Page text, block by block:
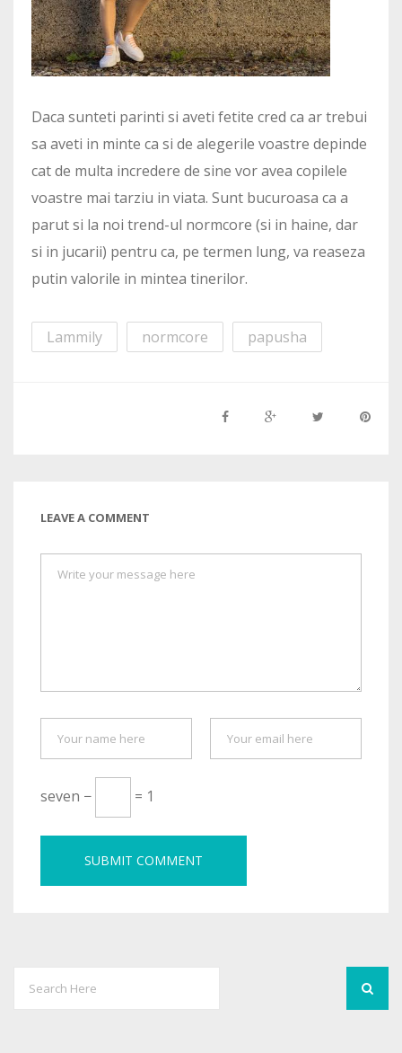
Daca sunteti parinti si aveti fetite cred ca ar trebui
sa aveti in minte ca si de alegerile voastre depinde
cat de multa incredere de sine vor avea copilele
voastre mai tarziu in viata. Sunt bucuroasa ca a
parut si la noi trend-ul normcore (si in haine, dar
si in jucarii) pentru ca, pe termen lung, va reaseza
putin valorile in mintea tinerilor.
Lammily normcore papusha
LEAVE A COMMENT
seven − = 1